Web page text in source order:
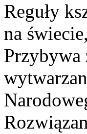
Reguły
na
Przybywa